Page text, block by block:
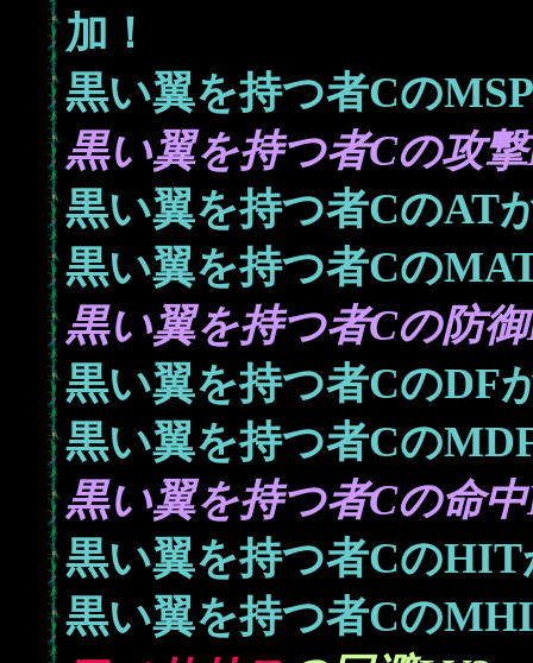
加！
黒い翼を持つ者Cの
黒い翼を持つ者Cの攻
黒い翼を持つ者CのAT
黒い翼を持つ者Cの
黒い翼を持つ者Cの防
黒い翼を持つ者CのDF
黒い翼を持つ者Cの
黒い翼を持つ者Cの命
黒い翼を持つ者CのHIT
黒い翼を持つ者Cの